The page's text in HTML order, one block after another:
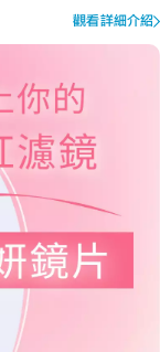
觀看詳細介紹